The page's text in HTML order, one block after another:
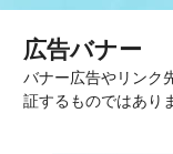
広告バナー
バナー広告やリンク
証するものではあり